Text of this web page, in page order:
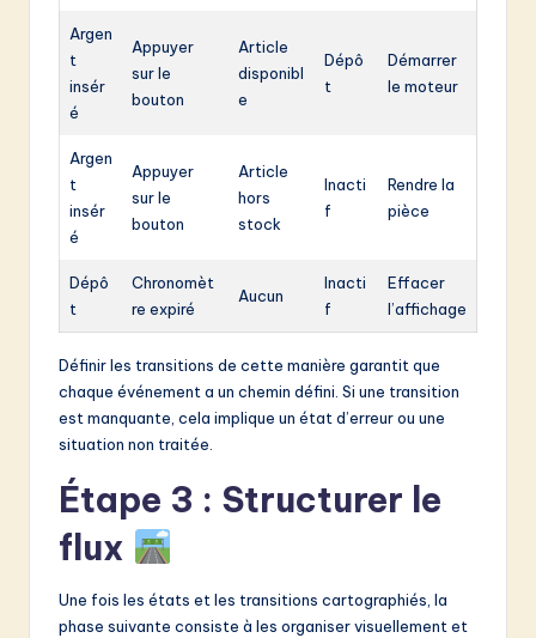
Argen
t
insér
é
Appuyer
sur le
bouton
Article
disponibl
e
Dépô
t
Démarrer
le moteur
Argen
t
insér
é
Appuyer
sur le
bouton
Article
hors
stock
Inacti
f
Rendre la
pièce
Dépô
t
Chronomèt
re expiré
Aucun
Inacti
f
Effacer
l’affichage
Définir les transitions de cette manière garantit que
chaque événement a un chemin défini. Si une transition
est manquante, cela implique un état d’erreur ou une
situation non traitée.
Étape 3 : Structurer le
flux
Une fois les états et les transitions cartographiés, la
phase suivante consiste à les organiser visuellement et